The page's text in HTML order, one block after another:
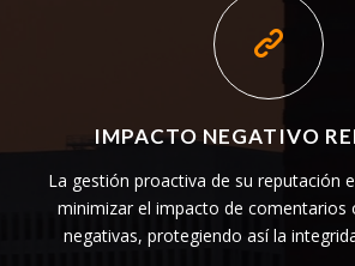
IMPACTO NEGATIVO
La gestión proactiva de su reputación
minimizar el impacto de comentarios
negativas, protegiendo así la